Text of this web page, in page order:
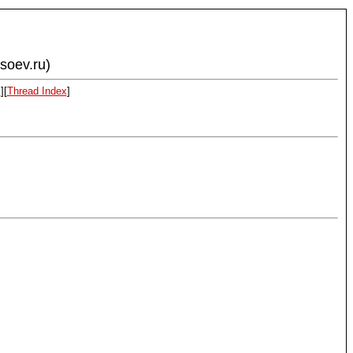
][Thread Index]